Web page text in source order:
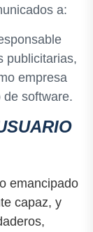
a:
publicitarias,
empresa
software.
emancipado
capaz, y